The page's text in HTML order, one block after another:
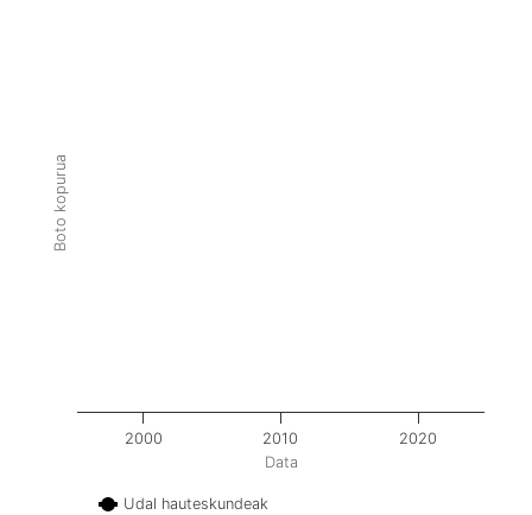
Data
Boto kopurua
Udal hauteskundeak
2000 2010 2020